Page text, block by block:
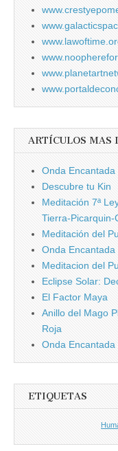
ARTÍCULOS MAS
Onda
Descubre tu Kin
Meditación 7ª
Tierra-Picarquin-
Meditación del
Onda
Meditacion del
Eclipse Solar:
El Factor Maya
Anillo del Mago
Roja
Onda
ETIQUETAS